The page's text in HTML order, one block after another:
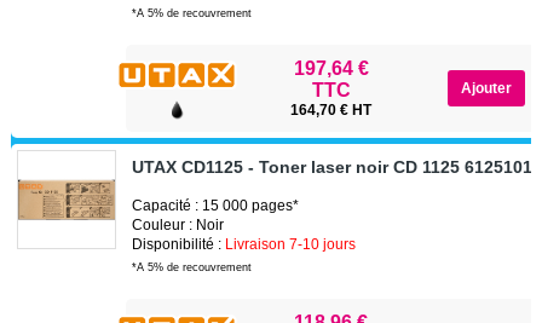
*A 5% de recouvrement
197,64 €
TTC
164,70 € HT
UTAX CD1125 - Toner laser noir CD 1125
Capacité : 15 000 pages*
Couleur : Noir
Disponibilité : Livraison 7-10 jours
*A 5% de recouvrement